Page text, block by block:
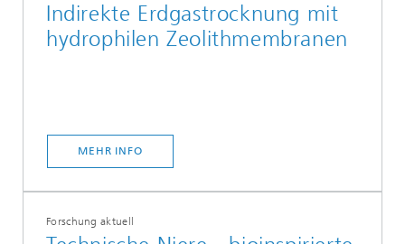
Indirekte Erdgastrocknung mit
hydrophilen Zeolithmembranen
MEHR INFO
Forschung aktuell